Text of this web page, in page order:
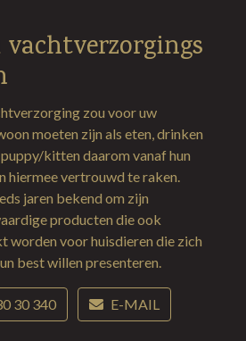
vachtverzorgings
zou voor uw
moeten zijn als eten, drinken
puppy/kitten daarom vanaf hun
hiermee vertrouwd te raken.
jaren bekend om zijn
producten die ook
worden voor huisdieren die zich
best willen presenteren.
30 340 E-MAIL